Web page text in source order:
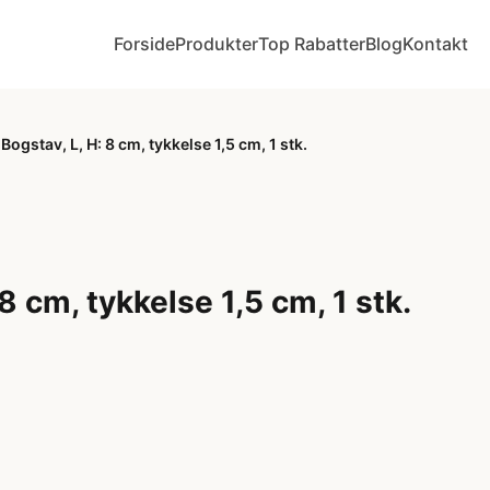
ForsideProdukterTop RabatterBlogKontakt
Bogstav, L, H: 8 cm, tykkelse 1,5 cm, 1 stk.
cm, tykkelse 1,5 cm, 1 stk.